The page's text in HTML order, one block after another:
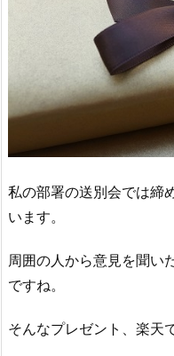
私の部署の送別会では締
います。
周囲の人から意見を聞い
ですね。
そんなプレゼント、楽天